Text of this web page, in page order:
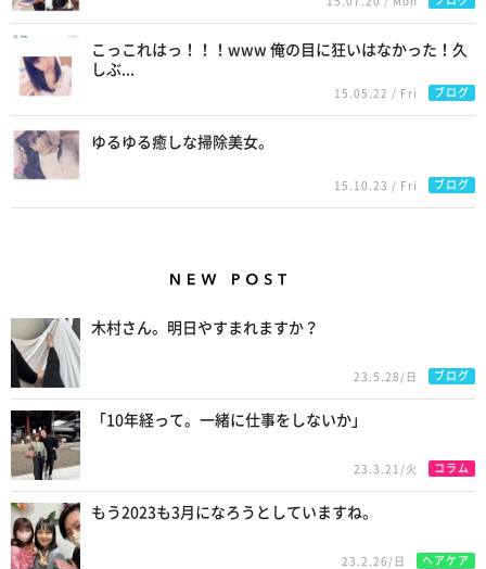
こっこれはっ！！！www 俺の目に狂いはなかった！久
しぶ...
15.05.22 / Fri ブログ
ゆるゆる癒しな掃除美女。
15.10.23 / Fri ブログ
木村さん。明日やすまれますか？
23.5.28/日 ブログ
「10年経って。一緒に仕事をしないか」
23.3.21/火 コラム
もう2023も3月になろうとしていますね。
23.2.26/日 ヘアケア